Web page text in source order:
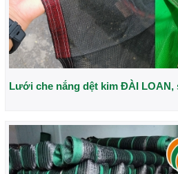
Lưới che nắng dệt kim ĐÀI LOAN,